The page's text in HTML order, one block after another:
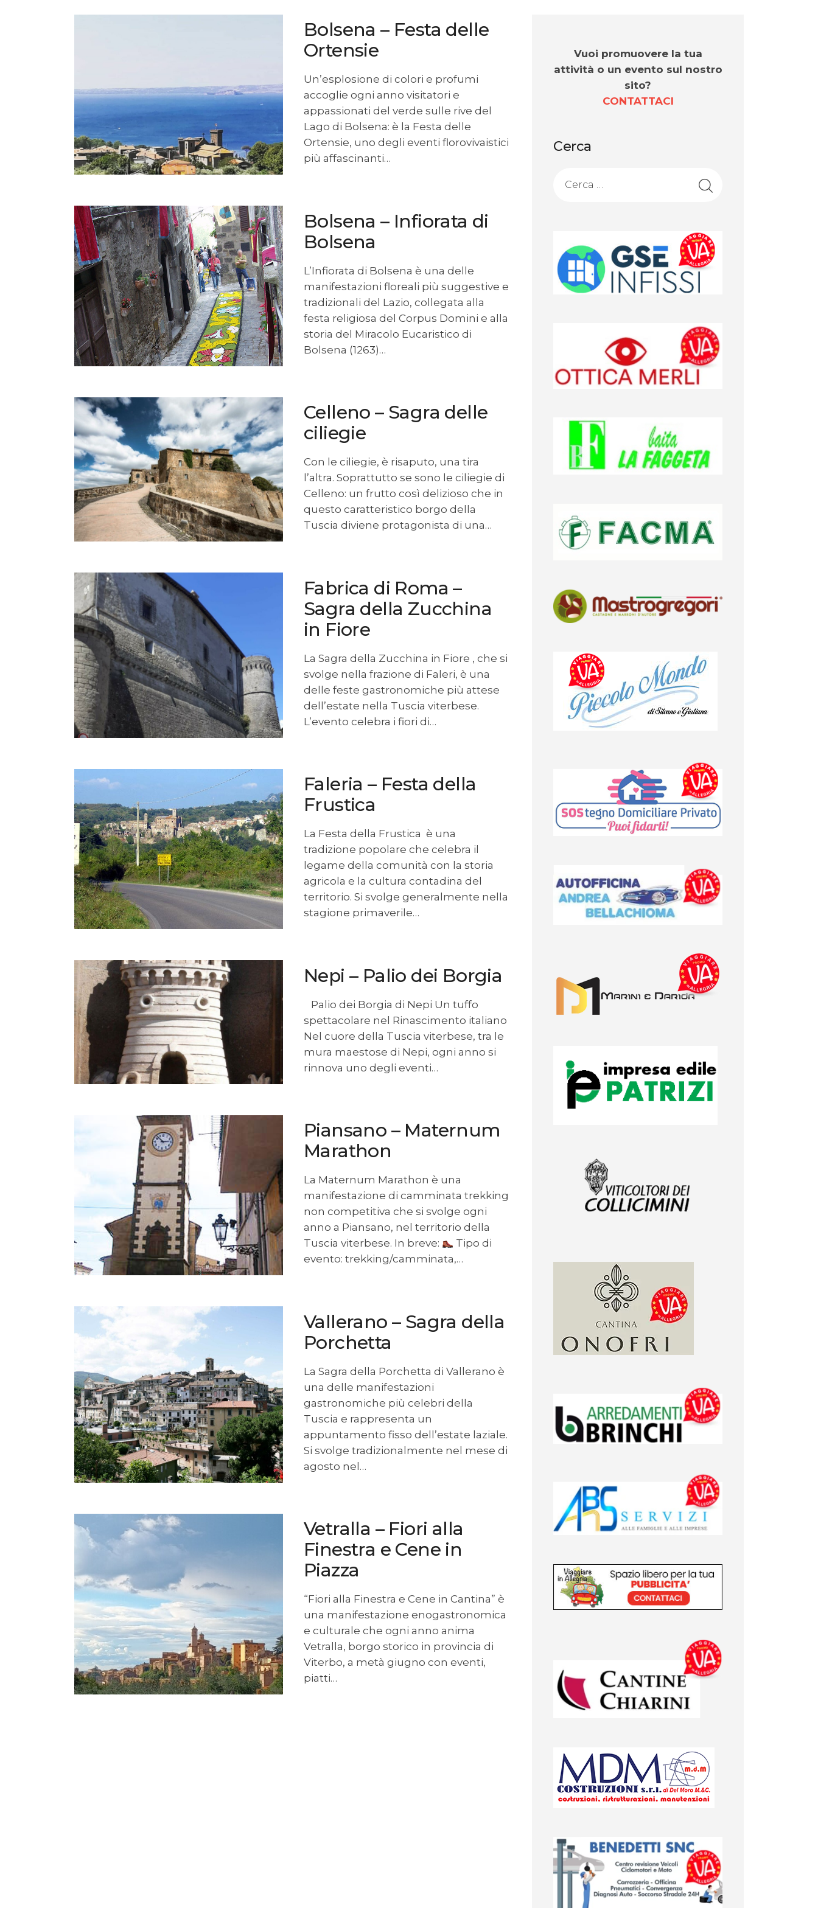
Contatti
Bolsena – Festa delle
Ortensie
Un’esplosione di colori e profumi
accoglie ogni anno visitatori e
appassionati del verde sulle rive del
Lago di Bolsena: è la Festa delle
Ortensie, uno degli eventi florovivaistici
più affascinanti…
Bolsena – Infiorata di
Bolsena
L’Infiorata di Bolsena è una delle
manifestazioni floreali più suggestive e
tradizionali del Lazio, collegata alla
festa religiosa del Corpus Domini e alla
storia del Miracolo Eucaristico di
Bolsena (1263)…
Celleno – Sagra delle
ciliegie
Con le ciliegie, è risaputo, una tira
l’altra. Soprattutto se sono le ciliegie di
Celleno: un frutto così delizioso che in
questo caratteristico borgo della
Tuscia diviene protagonista di una…
Fabrica di Roma –
Sagra della Zucchina
in Fiore
La Sagra della Zucchina in Fiore , che si
svolge nella frazione di Faleri, è una
delle feste gastronomiche più attese
dell’estate nella Tuscia viterbese.
L’evento celebra i fiori di…
Faleria – Festa della
Frustica
La Festa della Frustica è una
tradizione popolare che celebra il
legame della comunità con la storia
agricola e la cultura contadina del
territorio. Si svolge generalmente nella
stagione primaverile…
Nepi – Palio dei Borgia
Palio dei Borgia di Nepi Un tuffo
spettacolare nel Rinascimento italiano
Nel cuore della Tuscia viterbese, tra le
mura maestose di Nepi, ogni anno si
rinnova uno degli eventi…
Piansano – Maternum
Marathon
La Maternum Marathon è una
manifestazione di camminata trekking
non competitiva che si svolge ogni
anno a Piansano, nel territorio della
Tuscia viterbese. In breve:
Tipo di
evento: trekking/camminata,…
Vallerano – Sagra della
Porchetta
La Sagra della Porchetta di Vallerano è
una delle manifestazioni
gastronomiche più celebri della
Tuscia e rappresenta un
appuntamento fisso dell’estate laziale.
Si svolge tradizionalmente nel mese di
agosto nel…
Vetralla – Fiori alla
Finestra e Cene in
Piazza
“Fiori alla Finestra e Cene in Cantina” è
una manifestazione enogastronomica
e culturale che ogni anno anima
Vetralla, borgo storico in provincia di
Viterbo, a metà giugno con eventi,
piatti…
Vuoi promuovere la tua
attività o un evento sul nostro
sito?
CONTATTACI
Cerca